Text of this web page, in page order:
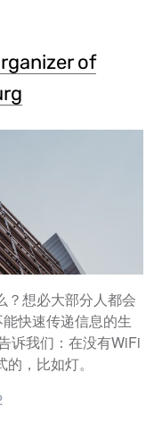
of
？想必大部分人都会
快速传递信息的生
诉我们：在没有WiFi
，比如灯。